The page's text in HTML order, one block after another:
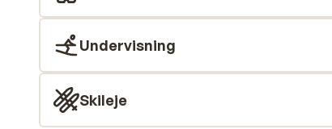
Undervisning
Skileje